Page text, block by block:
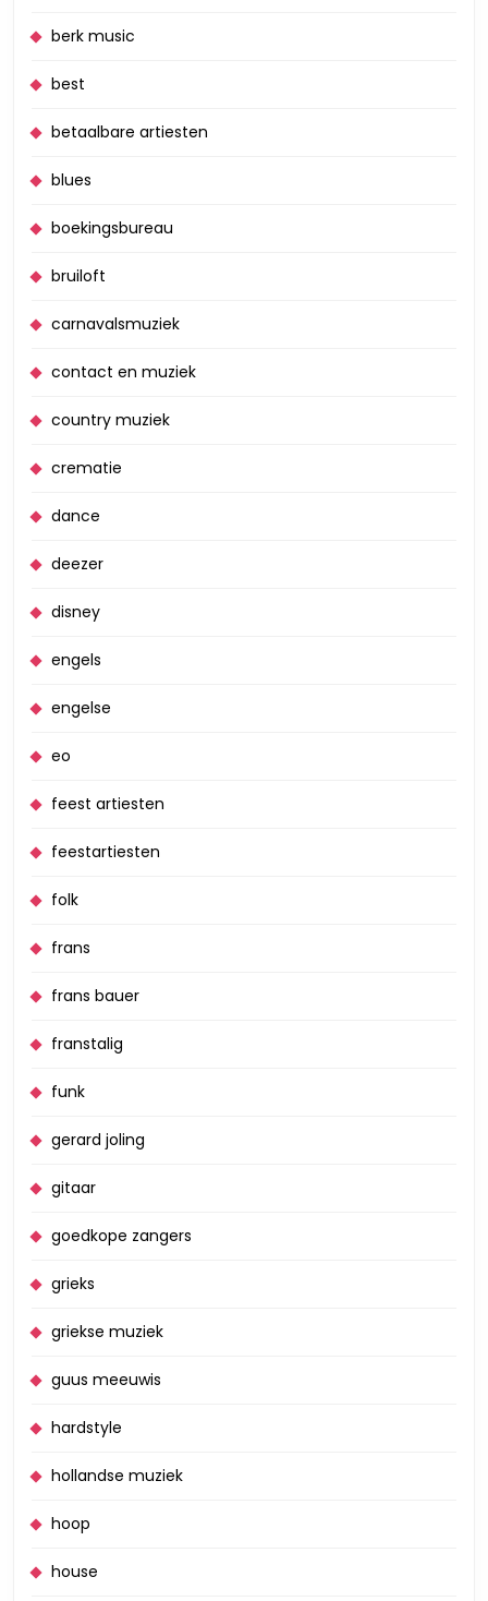
berk music
best
betaalbare artiesten
blues
boekingsbureau
bruiloft
carnavalsmuziek
contact en muziek
country muziek
crematie
dance
deezer
disney
engels
engelse
eo
feest artiesten
feestartiesten
folk
frans
frans bauer
franstalig
funk
gerard joling
gitaar
goedkope zangers
grieks
griekse muziek
guus meeuwis
hardstyle
hollandse muziek
hoop
house